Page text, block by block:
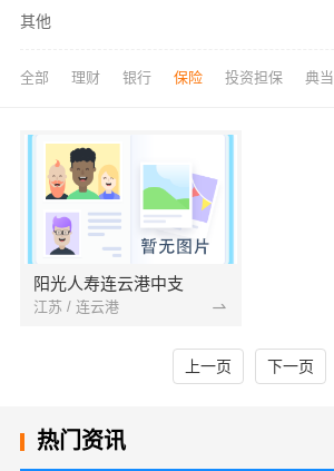
其他
全部 理财 银行 保险 投资担保 典当
阳光人寿连云港中支
江苏 / 连云港
上一页 下一页
热门资讯